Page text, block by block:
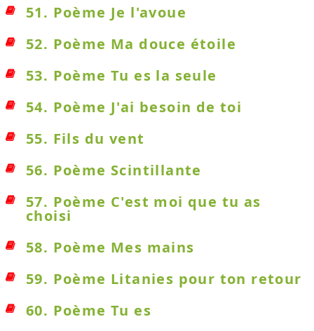
51. Poème Je l'avoue
52. Poème Ma douce étoile
53. Poème Tu es la seule
54. Poème J'ai besoin de toi
55. Fils du vent
56. Poème Scintillante
57. Poème C'est moi que tu as
choisi
58. Poème Mes mains
59. Poème Litanies pour ton retour
60. Poème Tu es